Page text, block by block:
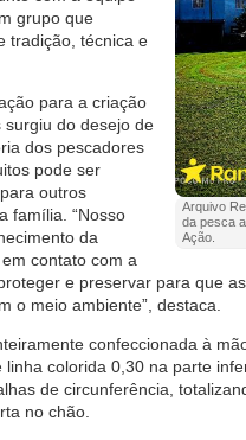
Arquivo
da pesca
Ação.
grupo que
tradição, técnica e
para a criação
do desejo de
dos pescadores
pode ser
outros
família. “Nosso
da
contato com a
e preservar para que
o meio ambiente”, destaca.
confeccionada à
colorida 0,30 na parte
de circunferência,
no chão.